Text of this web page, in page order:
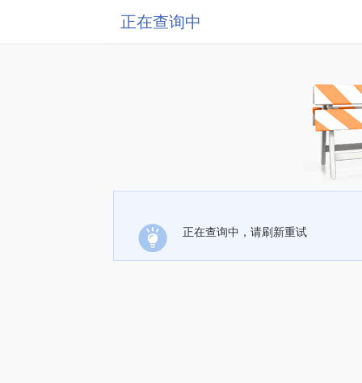
正在查询中
正在查询中，请刷新重试